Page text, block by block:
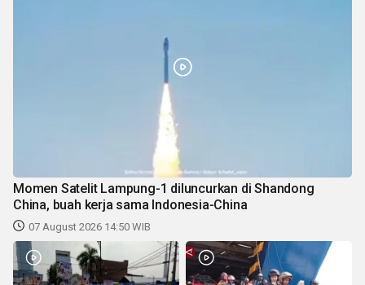
Momen Satelit Lampung-1 diluncurkan di Shandong
China, buah kerja sama Indonesia-China
07 August 2026 14:50 WIB